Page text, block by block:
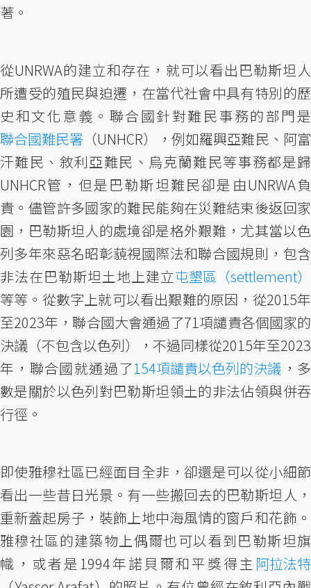
著。
從UNRWA的建立和存在，就可以看出巴勒斯坦人
所遭受的殖民與迫遷，在當代社會中具有特別的歷
史和文化意義。聯合國針對難民事務的部門是
聯合國難民署 （UNHCR），例如羅興亞難民、阿富
汗難民、敘利亞難民、烏克蘭難民等事務都是歸
UNHCR管，但是巴勒斯坦難民卻是由UNRWA負
責。儘管許多國家的難民能夠在災難結束後返回家
園，巴勒斯坦人的處境卻是格外艱難，尤其當以色
列多年來惡名昭彰藐視國際法和聯合國規則，包含
非法在巴勒斯坦土地上建立屯墾區（settlement）
等等。從數字上就可以看出艱難的原因，從2015年
至2023年，聯合國大會通過了71項譴責各個國家的
決議（不包含以色列），不過同樣從2015年至2023
年，聯合國就通過了154項譴責以色列的決議 ，多
數是關於以色列對巴勒斯坦領土的非法佔領與併吞
行徑。
即使雅穆社區已經面目全非，卻還是可以從小細節
看出一些昔日光景。有一些搬回去的巴勒斯坦人，
重新蓋起房子，裝飾上地中海風情的窗戶和花飾。
雅穆社區的建築物上偶爾也可以看到巴勒斯坦旗
幟，或者是1994年諾貝爾和平獎得主 阿拉法特